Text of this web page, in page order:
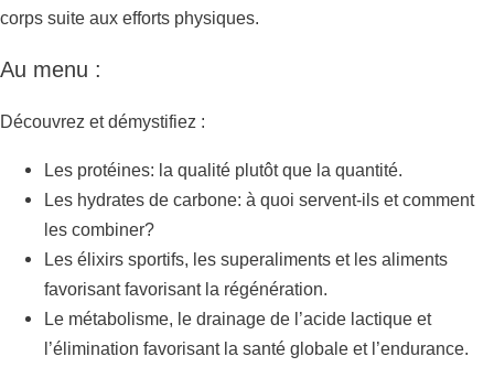
corps suite aux efforts physiques.
Au menu :
Découvrez et démystifiez :
Les protéines: la qualité plutôt que la quantité.
Les hydrates de carbone: à quoi servent-ils et comment
les combiner?
Les élixirs sportifs, les superaliments et les aliments
favorisant favorisant la régénération.
Le métabolisme, le drainage de l’acide lactique et
l’élimination favorisant la santé globale et l’endurance.